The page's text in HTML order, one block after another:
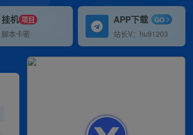
挂机 项目
脚本卡密
APP下载 GO
站长V：hu91203